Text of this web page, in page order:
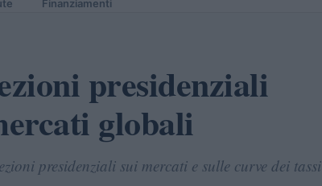
Finanziamenti
presidenziali
globali
presidenziali sui mercati e sulle curve dei tassi